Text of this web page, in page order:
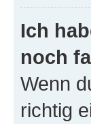
Ich
noch
Wenn
richtig